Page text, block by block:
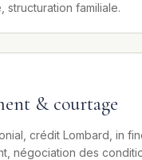
structuration familiale.
& courtage
crédit Lombard, in
négociation des